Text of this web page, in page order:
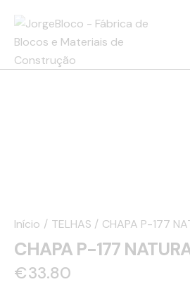
Início TELHAS CHAPA P-177
CHAPA P-177
€33.80